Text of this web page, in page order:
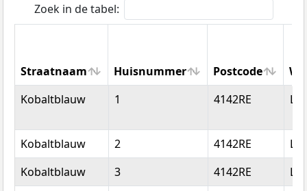
Zoek in de tabel:
Straatnaam Huisnummer Postcode
Straatnaam
Huisnummer Postcode
Kobaltblauw 1 4142RE
Kobaltblauw 2 4142RE
Kobaltblauw
3 4142RE